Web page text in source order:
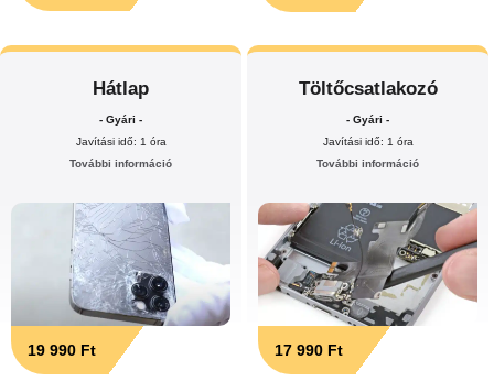
Hátlap
- Gyári -
Javítási idő: 1 óra
További információ
19 990 Ft
Töltőcsatlakozó
- Gyári -
Javítási idő: 1 óra
További információ
17 990 Ft